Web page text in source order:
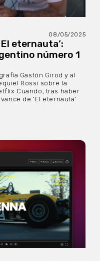
08/05/2025
eternauta’:
número 1
Gastón Girod y al
Rossi sobre la
Cuando, tras haber
de ‘El eternauta’